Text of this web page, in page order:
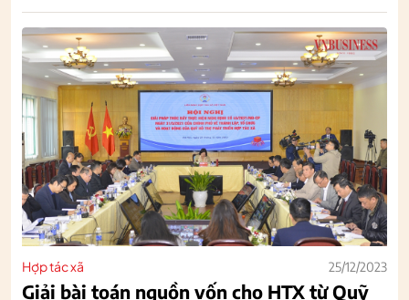
Hợp tác xã 25/12/2023
Giải bài toán nguồn vốn cho HTX từ Quỹ